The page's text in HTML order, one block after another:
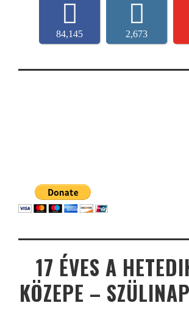
84,145 2,673
17 ÉVES A
KÖZEPE –